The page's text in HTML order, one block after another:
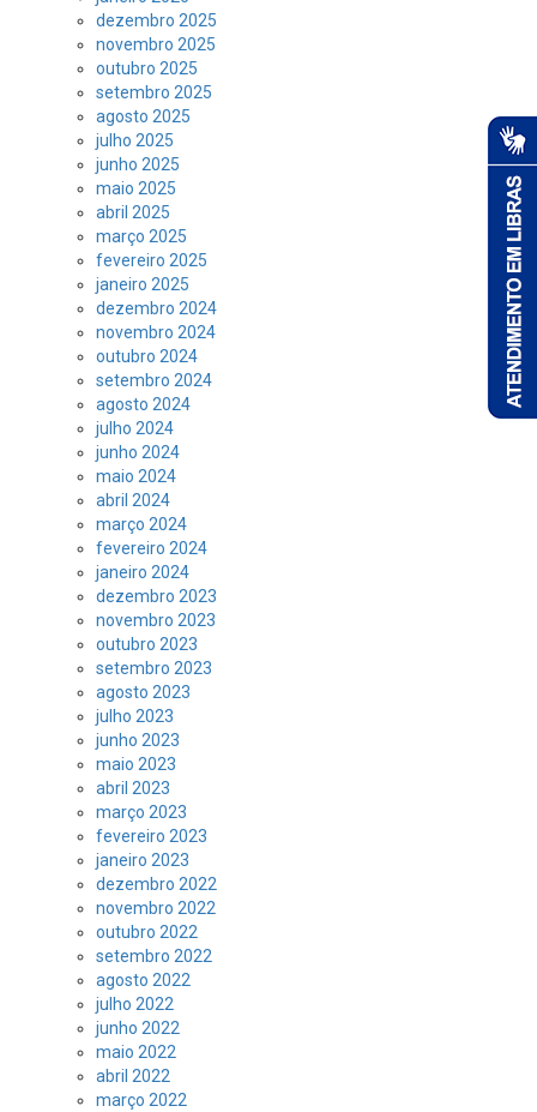
dezembro 2025
novembro 2025
outubro 2025
setembro 2025
agosto 2025
julho 2025
junho 2025
maio 2025
abril 2025
março 2025
fevereiro 2025
janeiro 2025
dezembro 2024
novembro 2024
outubro 2024
setembro 2024
agosto 2024
julho 2024
junho 2024
maio 2024
abril 2024
março 2024
fevereiro 2024
janeiro 2024
dezembro 2023
novembro 2023
outubro 2023
setembro 2023
agosto 2023
julho 2023
junho 2023
maio 2023
abril 2023
março 2023
fevereiro 2023
janeiro 2023
dezembro 2022
novembro 2022
outubro 2022
setembro 2022
agosto 2022
julho 2022
junho 2022
maio 2022
abril 2022
março 2022